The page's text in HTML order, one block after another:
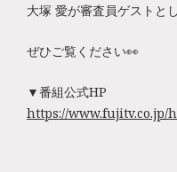
大塚 愛が審査員ゲストと
ぜひご覧ください👀
▼番組公式HP
https://www.fujitv.co.jp/